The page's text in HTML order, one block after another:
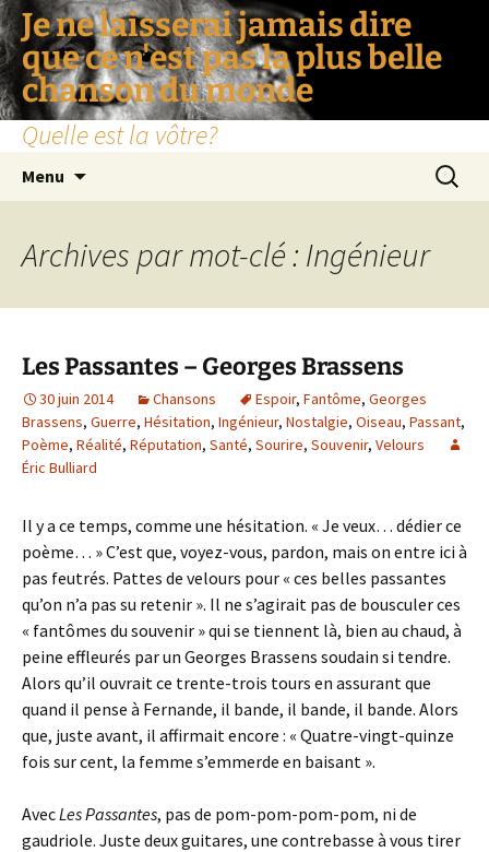
Je ne laisserai jamais dire
que ce n'est pas la plus belle
chanson du monde
Quelle est la vôtre?
Menu
Archives par mot-clé : Ingénieur
Les Passantes – Georges Brassens
30 juin 2014 Chansons Espoir, Fantôme, Georges
Brassens, Guerre, Hésitation, Ingénieur, Nostalgie, Oiseau, Passant,
Poème, Réalité, Réputation, Santé, Sourire, Souvenir, Velours
Éric Bulliard
Il y a ce temps, comme une hésitation. « Je veux… dédier ce
poème… » C’est que, voyez-vous, pardon, mais on entre ici à
pas feutrés. Pattes de velours pour « ces belles passantes
qu’on n’a pas su retenir ». Il ne s’agirait pas de bousculer ces
« fantômes du souvenir » qui se tiennent là, bien au chaud, à
peine effleurés par un Georges Brassens soudain si tendre.
Alors qu’il ouvrait ce trente-trois tours en assurant que
quand il pense à Fernande, il bande, il bande, il bande. Alors
que, juste avant, il affirmait encore : « Quatre-vingt-quinze
fois sur cent, la femme s’emmerde en baisant ».
AvecLes Passantes, pas de pom-pom-pom-pom, ni de
gaudriole. Juste deux guitares, une contrebasse à vous tirer